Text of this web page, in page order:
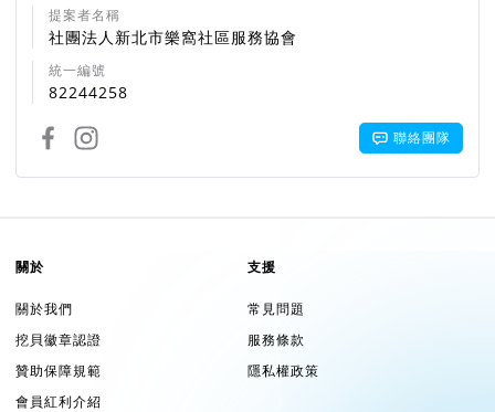
提案者名稱
社團法人新北市樂窩社區服務協會
統一編號
82244258
聯絡團隊
關於
關於我們
挖貝徽章認證
贊助保障規範
會員紅利介紹
支援
常見問題
服務條款
隱私權政策